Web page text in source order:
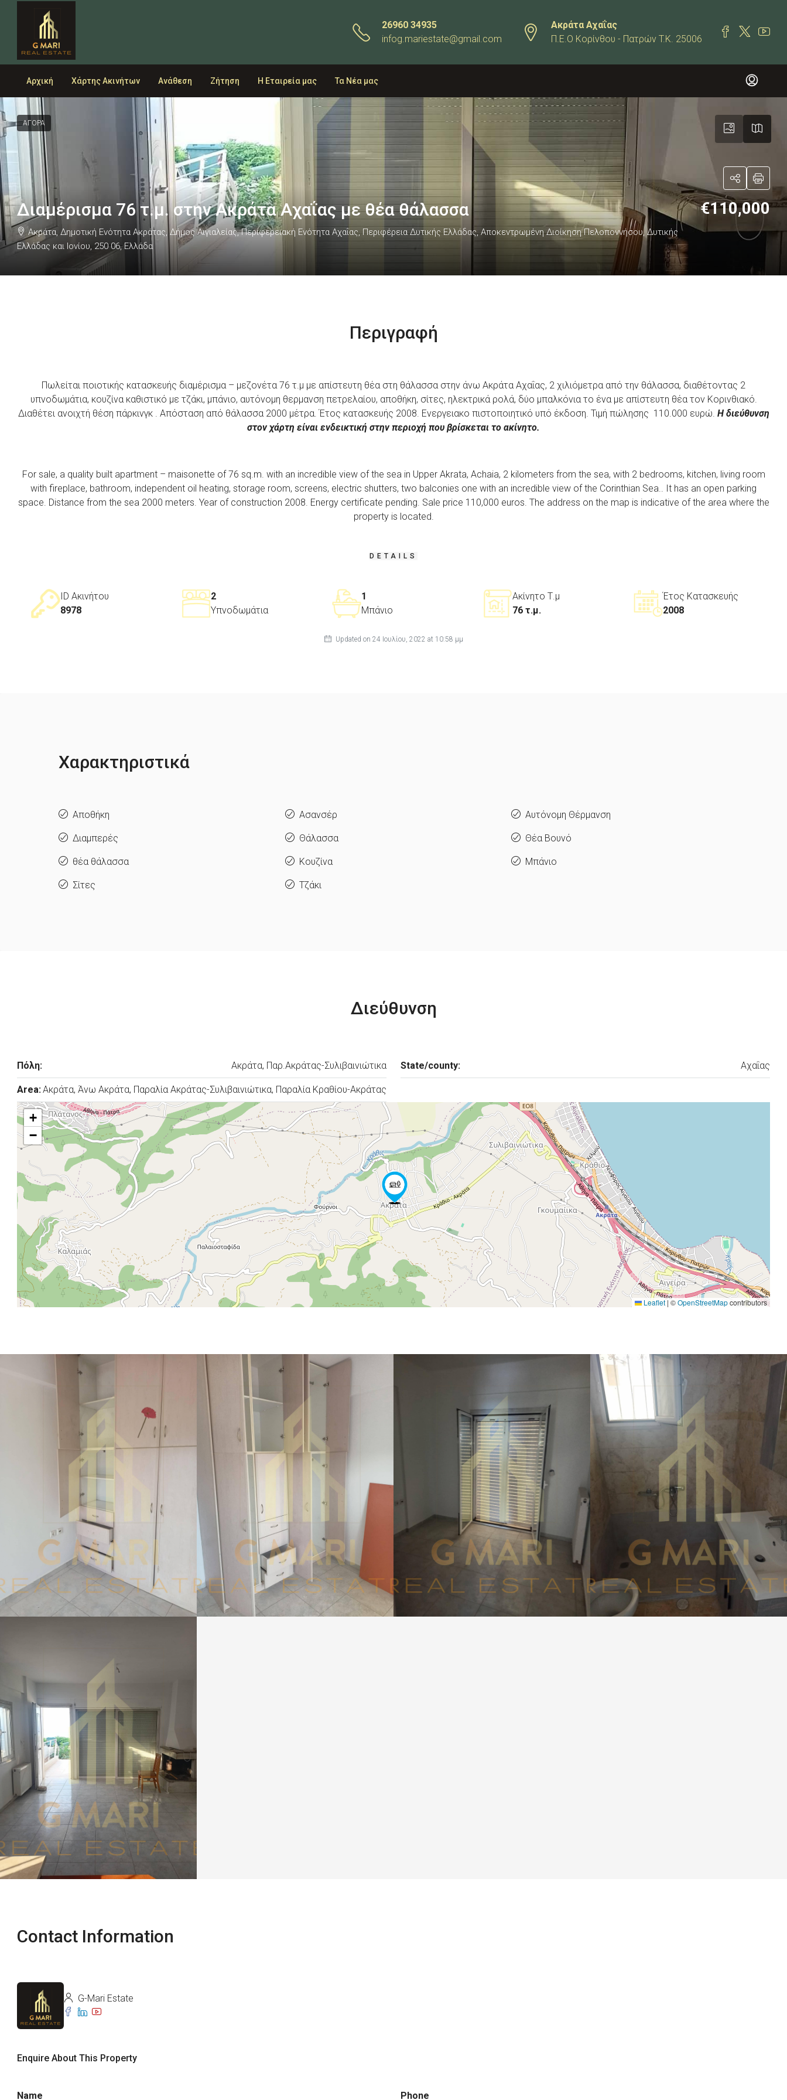
26960 34935
infog.mariestate@gmail.com
Ακράτα Αχαΐας
Π.Ε.Ο Κορίνθου - Πατρών T.K. 25006
Αρχική Χάρτης Ακινήτων Ανάθεση Ζήτηση Η Εταιρεία μας Τα Νέα μας
ΑΓΟΡΑ
Διαμέρισμα 76 τ.μ. στην Ακράτα Αχαΐας με θέα θάλασσα
Ακράτα, Δημοτική Ενότητα Ακράτας, Δήμος Αιγιαλείας, Περιφερειακή Ενότητα Αχαΐας, Περιφέρεια Δυτικής Ελλάδας, Αποκεντρωμένη Διοίκηση Πελοποννήσου, Δυτικής
Ελλάδας και Ιονίου, 250 06, Ελλάδα
€110,000
Περιγραφή
Πωλείται ποιοτικής κατασκευής διαμέρισμα – μεζονέτα 76 τ.μ με απίστευτη θέα στη θάλασσα στην άνω Ακράτα Αχαΐας, 2 χιλιόμετρα από την θάλασσα, διαθέτοντας 2
υπνοδωμάτια, κουζίνα καθιστικό με τζάκι, μπάνιο, αυτόνομη θερμανση πετρελαίου, αποθήκη, σίτες, ηλεκτρικά ρολά, δύο μπαλκόνια το ένα με απίστευτη θέα τον Κορινθιακό.
Διαθέτει ανοιχτή θέση πάρκινγκ . Απόσταση από θάλασσα 2000 μέτρα. Έτος κατασκευής 2008. Ενεργειακο πιστοποιητικό υπό έκδοση. Τιμή πώλησης 110.000 ευρώ. Η διεύθυνση
στον χάρτη είναι ενδεικτική στην περιοχή που βρίσκεται το ακίνητο.
For sale, a quality built apartment – maisonette of 76 sq.m. with an incredible view of the sea in Upper Akrata, Achaia, 2 kilometers from the sea, with 2 bedrooms, kitchen, living room
with fireplace, bathroom, independent oil heating, storage room, screens, electric shutters, two balconies one with an incredible view of the Corinthian Sea.. It has an open parking
space. Distance from the sea 2000 meters. Year of construction 2008. Energy certificate pending. Sale price 110,000 euros. The address on the map is indicative of the area where the
property is located.
DETAILS
ID Ακινήτου
8978
2
Υπνοδωμάτια
1
Μπάνιο
Ακίνητο Τ.μ
76 τ.μ.
Έτος Κατασκευής
2008
Updated on 24 Ιουλίου, 2022 at 10:58 μμ
Χαρακτηριστικά
Αποθήκη Ασανσέρ Αυτόνομη Θέρμανση
Διαμπερές Θάλασσα Θέα Βουνό
θέα θάλασσα Κουζίνα Μπάνιο
Σίτες Τζάκι
Διεύθυνση
Πόλη: Ακράτα, Παρ.Ακράτας-Συλιβαινιώτικα State/county: Αχαΐας
Area:Ακράτα, Άνω Ακράτα, Παραλία Ακράτας-Συλιβαινιώτικα, Παραλία Κραθίου-Ακράτας
+
−
Leaflet |©OpenStreetMapcontributors
Contact Information
G-Mari Estate
Enquire About This Property
Name Phone